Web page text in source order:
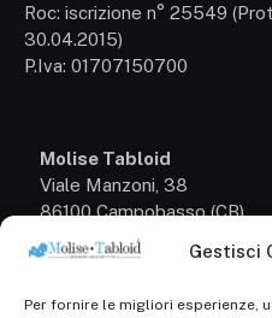
Gestisci
Per fornire le migliori esperienze,
Roc: iscrizione n° 25549
30.04.2015)
P.Iva: 01707150700
Molise Tabloid
Viale Manzoni, 38
86100 Campobasso (CB)
+39 3333169466